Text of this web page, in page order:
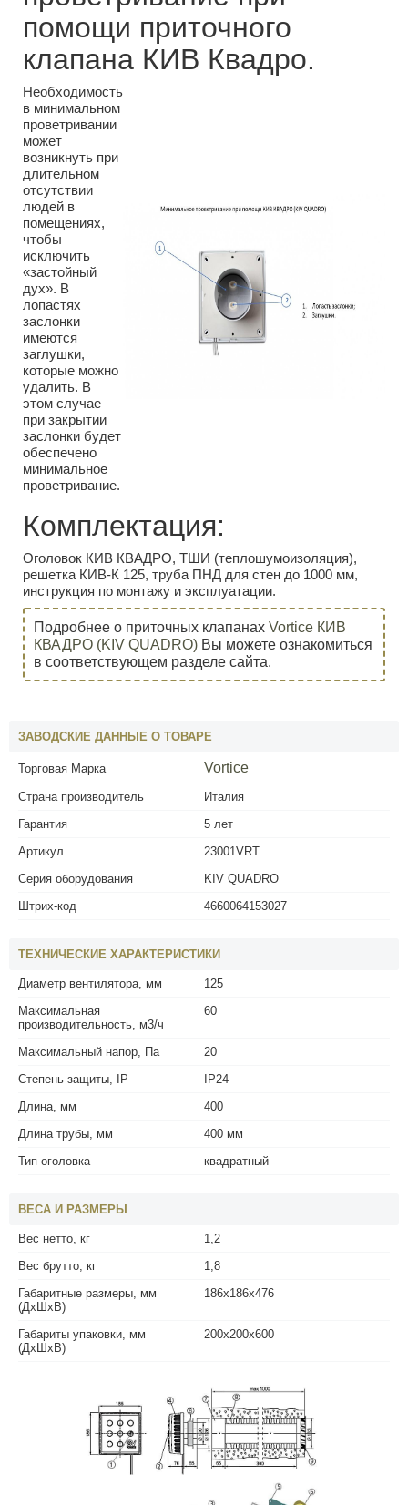
помощи приточного
клапана КИВ Квадро.
Необходимость
в минимальном
проветривании
может
возникнуть при
длительном
отсутствии
людей в
помещениях,
чтобы
исключить
«застойный
дух». В
лопастях
заслонки
имеются
заглушки,
которые можно
удалить. В
этом случае
при закрытии
заслонки будет
обеспечено
минимальное
проветривание.
Комплектация:
Оголовок КИВ КВАДРО, ТШИ (теплошумоизоляция),
решетка КИВ-К 125, труба ПНД для стен до 1000 мм,
инструкция по монтажу и эксплуатации.
Подробнее о приточных клапанах Vortice КИВ
КВАДРО (KIV QUADRO) Вы можете ознакомиться
в соответствующем разделе сайта.
ЗАВОДСКИЕ ДАННЫЕ О ТОВАРЕ
Торговая Марка Vortice
Страна производитель
Италия
Гарантия
5 лет
Артикул
23001VRT
Серия оборудования
KIV QUADRO
Штрих-код
4660064153027
ТЕХНИЧЕСКИЕ ХАРАКТЕРИСТИКИ
Диаметр вентилятора, мм
125
Максимальная
производительность, м3/ч
60
Максимальный напор, Па
20
Степень защиты, IP
IP24
Длина, мм
400
Длина трубы, мм
400 мм
Тип оголовка
квадратный
ВЕСА И РАЗМЕРЫ
Вес нетто, кг
1,2
Вес брутто, кг
1,8
Габаритные размеры, мм
(ДхШхВ)
186х186х476
Габариты упаковки, мм
(ДхШхВ)
200х200х600